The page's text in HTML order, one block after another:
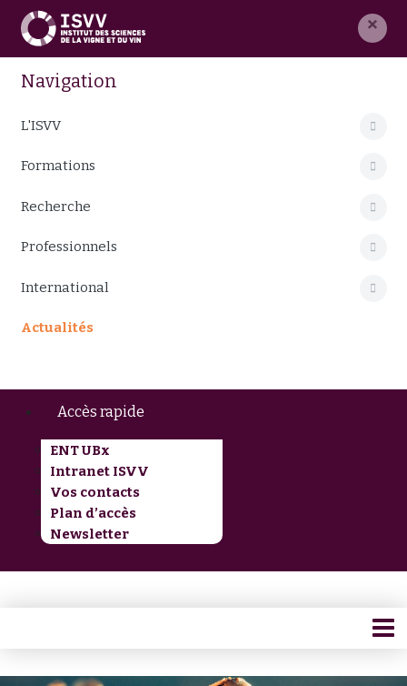
×
Navigation
L'ISVV
Formations
Recherche
Professionnels
International
Actualités
Accès rapide
ENT UBx
Intranet ISVV
Vos contacts
Plan d’accès
Newsletter